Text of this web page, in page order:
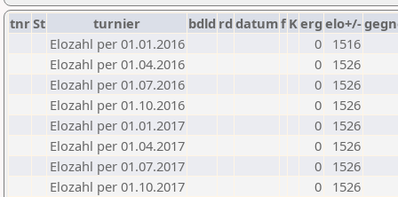
tnrSt turnier bdld rd datumf Kerg elo+/-
Elozahl per 01.01.2016
0
1516
Elozahl per 01.04.2016
0
1526
Elozahl per 01.07.2016
0
1526
Elozahl per 01.10.2016
0
1526
Elozahl per 01.01.2017
0
1526
Elozahl per 01.04.2017
0
1526
Elozahl per 01.07.2017
0
1526
Elozahl per 01.10.2017
0
1526